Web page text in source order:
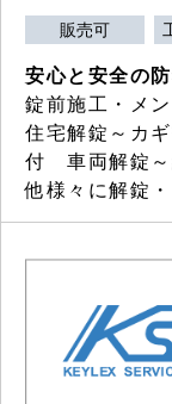
販売可
安心と安全の
錠前施工・メ
住宅解錠～カ
付 車両解錠～
他様々に解錠